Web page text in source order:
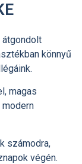
átgondolt
könnyű
magas
számodra,
végén.